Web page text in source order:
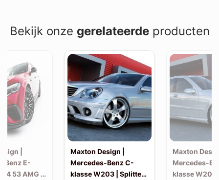
Bekijk onze gerelateerdeproducten
|
Benz E-
53 AMG |
Maxton Design |
Mercedes-Benz C-
klasse W203 | Splitter
Maxton
Mercedes-
klasse W203